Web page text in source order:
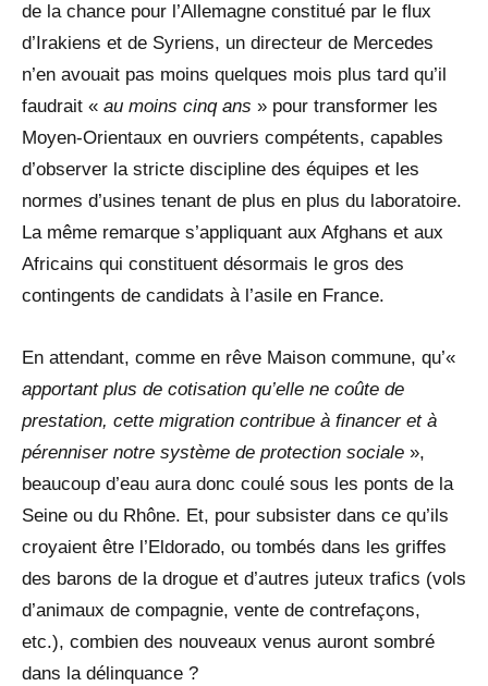
de la chance pour l’Allemagne constitué par le flux
d’Irakiens et de Syriens, un directeur de Mercedes
n’en avouait pas moins quelques mois plus tard qu’il
faudrait « au moins cinq ans » pour transformer les
Moyen-Orientaux en ouvriers compétents, capables
d’observer la stricte discipline des équipes et les
normes d’usines tenant de plus en plus du laboratoire.
La même remarque s’appliquant aux Afghans et aux
Africains qui constituent désormais le gros des
contingents de candidats à l’asile en France.
En attendant, comme en rêve Maison commune, qu’«
apportant plus de cotisation qu’elle ne coûte de
prestation, cette migration contribue à financer et à
pérenniser notre système de protection sociale »,
beaucoup d’eau aura donc coulé sous les ponts de la
Seine ou du Rhône. Et, pour subsister dans ce qu’ils
croyaient être l’Eldorado, ou tombés dans les griffes
des barons de la drogue et d’autres juteux trafics (vols
d’animaux de compagnie, vente de contrefaçons,
etc.), combien des nouveaux venus auront sombré
dans la délinquance ?